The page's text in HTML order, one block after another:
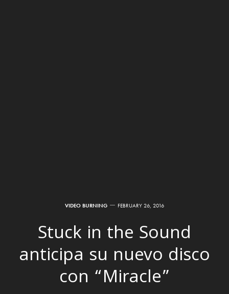
VIDEO BURNING FEBRUARY 26, 2016
Stuck in the Sound
anticipa su nuevo disco
con “Miracle”